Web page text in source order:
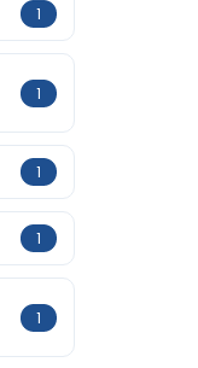
1
1
1
1
1